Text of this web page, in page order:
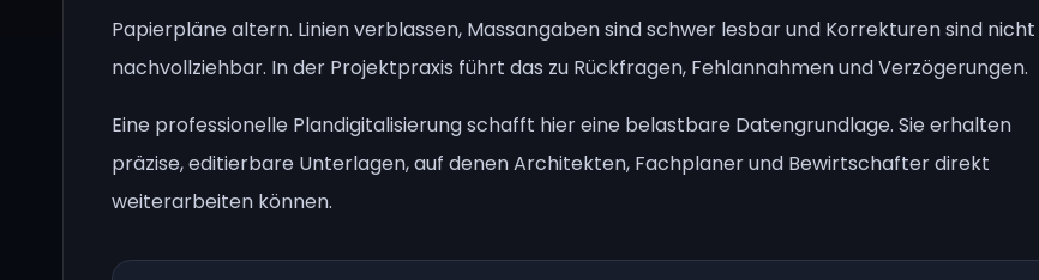
Papierpläne altern. Linien verblassen, Massangaben sind schwer lesbar und Korrekturen sind nicht
nachvollziehbar. In der Projektpraxis führt das zu Rückfragen, Fehlannahmen und Verzögerungen.
Eine professionelle Plandigitalisierung schafft hier eine belastbare Datengrundlage. Sie erhalten
präzise, editierbare Unterlagen, auf denen Architekten, Fachplaner und Bewirtschafter direkt
weiterarbeiten können.